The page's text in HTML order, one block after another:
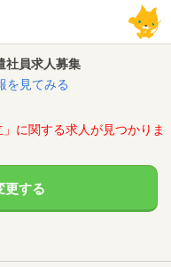
員求人募集
を見てみる
に関する求人が見つかりま
更する